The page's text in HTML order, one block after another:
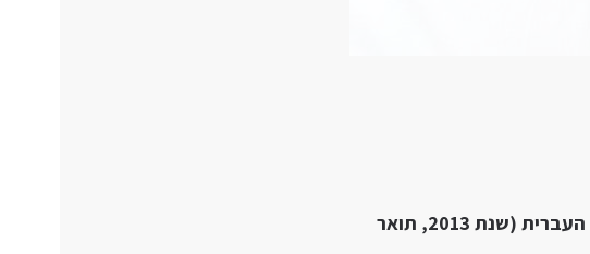
בוגרת החוג לרפואת שיניים בפקולטה לרפואת שיניים של האוניברסיטה העברית (שנת 2013, תואר